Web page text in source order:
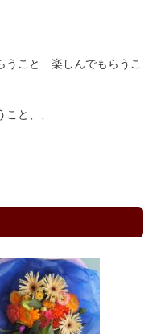
こと 楽しんでもらうこ
と、、